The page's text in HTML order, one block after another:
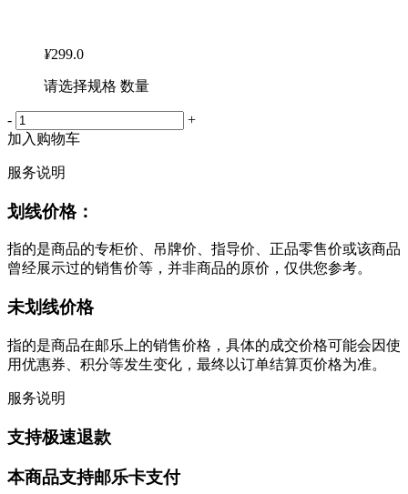
¥299.0
请选择规格 数量
-
+
加入购物车
服务说明
划线价格：
指的是商品的专柜价、吊牌价、指导价、正品零售价或该商品
曾经展示过的销售价等，并非商品的原价，仅供您参考。
未划线价格
指的是商品在邮乐上的销售价格，具体的成交价格可能会因使
用优惠券、积分等发生变化，最终以订单结算页价格为准。
服务说明
支持极速退款
本商品支持邮乐卡支付